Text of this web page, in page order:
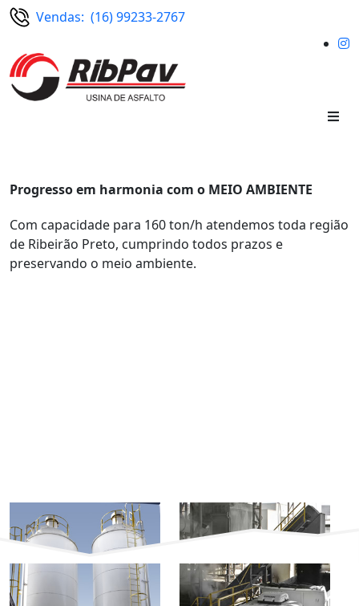
Vendas: (16) 99233-2767
Progresso em harmonia com o MEIO AMBIENTE
Com capacidade para 160 ton/h atendemos toda região
de Ribeirão Preto, cumprindo todos prazos e
preservando o meio ambiente.